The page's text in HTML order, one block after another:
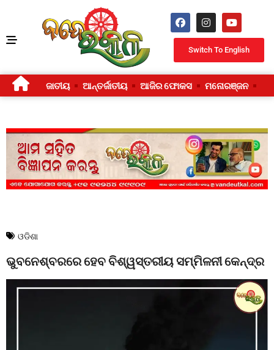
Switch To English
ଜାତୀୟ ଆନ୍ତର୍ଜାତୀୟ ଆଜିର ଫୋକସ ମନୋରଞ୍ଜନ
ଓଡିଶା
ଭୁବନେଶ୍ବରରେ ହେବ ବିଶ୍ୱସ୍ତରୀୟ ସମ୍ମିଳନୀ କେନ୍ଦ୍ର